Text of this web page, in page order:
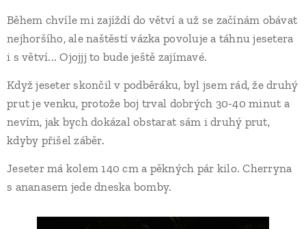
Během chvíle mi zajíždí do větví a už se začínám obávat
nejhoršího, ale naštěstí vázka povoluje a táhnu jesetera
i s větví... Ojojjj to bude ještě zajímavé.
Když jeseter skončil v podběráku, byl jsem rád, že druhý
prut je venku, protože boj trval dobrých 30-40 minut a
nevím, jak bych dokázal obstarat sám i druhý prut,
kdyby přišel záběr.
Jeseter má kolem 140 cm a pěkných pár kilo. Cherryna
s ananasem jede dneska bomby.